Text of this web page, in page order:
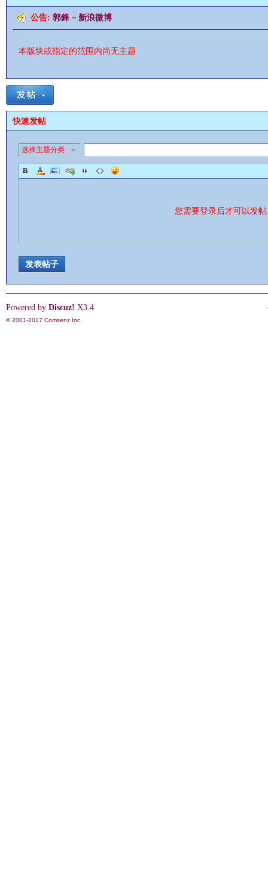
公告: 郭鋒 ~ 新浪微博
本版块或指定的范围内尚无主题
快速发帖
选择主题分类
您需要登录后才可以发
发表帖子
Powered by Discuz! X3.4
© 2001-2017 Comsenz Inc.